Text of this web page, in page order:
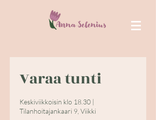
Varaa tunti
Keskiviikkoisin klo 18.30 |
Tilanhoitajankaari 9, Viikki